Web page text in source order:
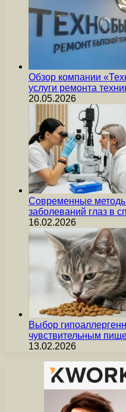
Обзор компании
услуги ремонта
20.05.2026
Современные методы
заболеваний глаз в
16.02.2026
Выбор
чувствительным
13.02.2026